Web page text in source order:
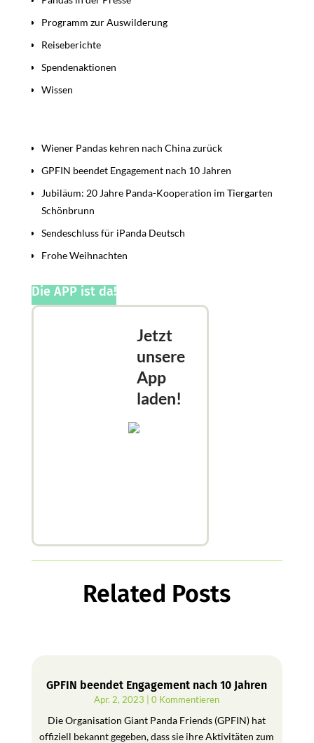
Programm zur Auswilderung
Reiseberichte
Spendenaktionen
Wissen
Wiener Pandas kehren nach China zurück
GPFIN beendet Engagement nach 10 Jahren
Jubiläum: 20 Jahre Panda-Kooperation im Tiergarten
Schönbrunn
Sendeschluss für iPanda Deutsch
Frohe Weihnachten
Die APP ist da!
Jetzt
unsere
App
laden!
Related Posts
GPFIN beendet Engagement nach 10 Jahren
Apr. 2, 2023 | 0 Kommentieren
Die Organisation Giant Panda Friends (GPFIN) hat
offiziell bekannt gegeben, dass sie ihre Aktivitäten zum